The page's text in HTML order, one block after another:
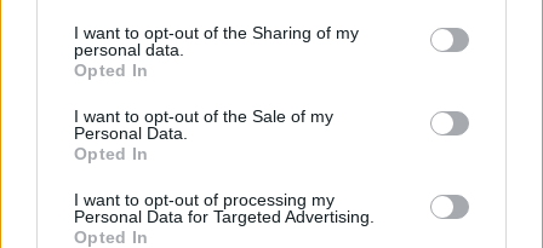
I want to opt-out of the Sharing of my
personal data.
Opted In
I want to opt-out of the Sale of my
Personal Data.
Opted In
I want to opt-out of processing my
Personal Data for Targeted Advertising.
Opted In
”Τρέχουν” οι θερινές εκπτώσεις:Οδηγός για
ασφαλείς αγορές-Ποιες οι ”παγίδες”
Παρασκευή, 7 Αυγούστου 2026 10:06 ΠΜ